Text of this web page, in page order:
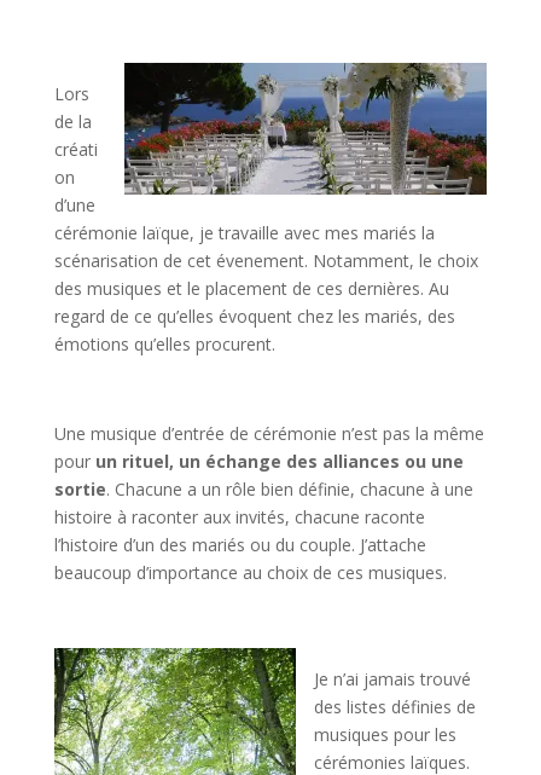
Lors
de la
créati
on
d’une
cérémonie laïque, je travaille avec mes mariés la
scénarisation de cet évenement. Notamment, le choix
des musiques et le placement de ces dernières. Au
regard de ce qu’elles évoquent chez les mariés, des
émotions qu’elles procurent.
Une musique d’entrée de cérémonie n’est pas la même
pour un rituel, un échange des alliances ou une
sortie. Chacune a un rôle bien définie, chacune à une
histoire à raconter aux invités, chacune raconte
l’histoire d’un des mariés ou du couple. J’attache
beaucoup d’importance au choix de ces musiques.
Je n’ai jamais trouvé
des listes définies de
musiques pour les
cérémonies laïques.